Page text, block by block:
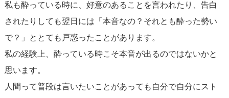
私も酔っている時に、好意のあることを言われたり、告白
されたりしても翌日には「本音なの？それとも酔った勢い
で？」ととても戸惑ったことがあります。
私の経験上、酔っている時こそ本音が出るのではないかと
思います。
人間って普段は言いたいことがあっても自分で自分にスト